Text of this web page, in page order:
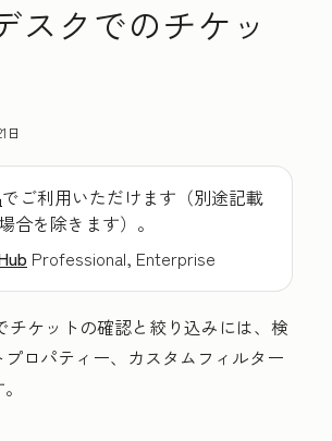
スクでのチケッ
日
でご利用いただけます（別途記載
合を除きます）。
Professional, Enterprise
チケットの確認と絞り込みには、検
ロパティー、カスタムフィルター